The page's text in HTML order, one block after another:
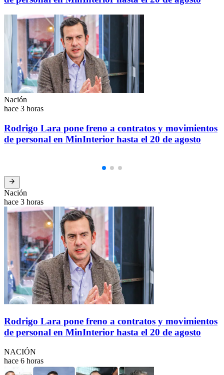
Nación
hace 3 horas
Rodrigo Lara pone freno a contratos y movimientos
de personal en MinInterior hasta el 20 de agosto
Nación
hace 3 horas
Rodrigo Lara pone freno a contratos y movimientos
de personal en MinInterior hasta el 20 de agosto
NACIÓN
hace 6 horas